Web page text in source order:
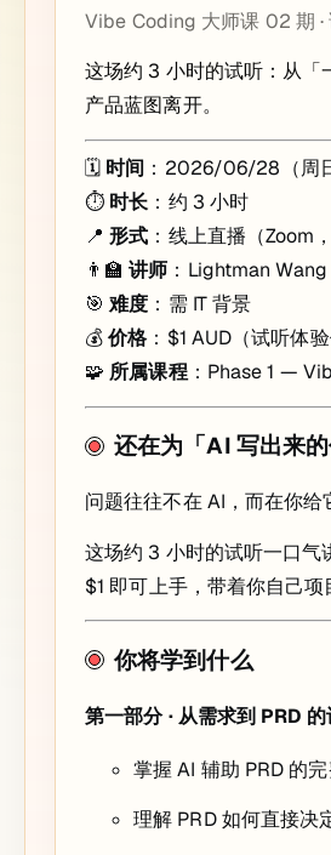
Vibe Coding 大师课 02 期 ·
这场约 3 小时的试听：从
产品蓝图离开。
🗓 时间 ：2026/06/28（周
⏱ 时长 ：约 3 小时
📍形式 ：线上直播（Zoom
👨‍🏫讲师 ：Lightman Wang
🎯难度 ：需 IT 背景
💰价格：$1 AUD（试听体验
🧩 所属课程：Phase 1 —
还在为「AI 写出来
问题往往不在 AI，而在你给
这场约 3 小时的试听一口
$1 即可上手，带着你自己项
你将学到什么
第一部分 · 从需求到 PRD
掌握 AI 辅助 PRD 的
理解 PRD 如何直接决